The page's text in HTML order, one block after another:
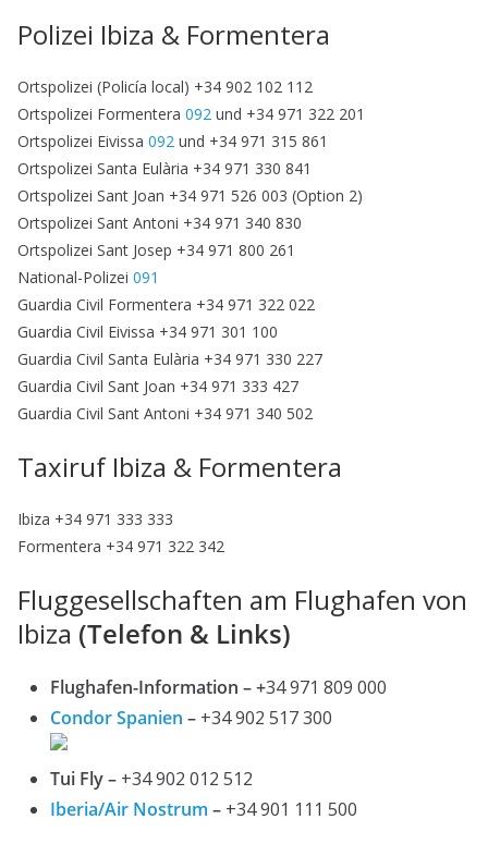
Polizei Ibiza & Formentera
Ortspolizei (Policía local) +34 902 102 112
Ortspolizei Formentera 092 und +34 971 322 201
Ortspolizei Eivissa 092 und +34 971 315 861
Ortspolizei Santa Eulària +34 971 330 841
Ortspolizei Sant Joan +34 971 526 003 (Option 2)
Ortspolizei Sant Antoni +34 971 340 830
Ortspolizei Sant Josep +34 971 800 261
National-Polizei 091
Guardia Civil Formentera +34 971 322 022
Guardia Civil Eivissa +34 971 301 100
Guardia Civil Santa Eulària +34 971 330 227
Guardia Civil Sant Joan +34 971 333 427
Guardia Civil Sant Antoni +34 971 340 502
Taxiruf Ibiza & Formentera
Ibiza +34 971 333 333
Formentera +34 971 322 342
Fluggesellschaften am Flughafen von
Ibiza (Telefon & Links)
Flughafen-Information – +34 971 809 000
Condor Spanien – +34 902 517 300
Tui Fly – +34 902 012 512
Iberia/Air Nostrum – +34 901 111 500